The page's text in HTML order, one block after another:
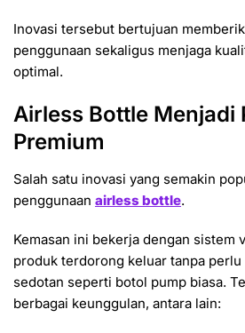
Inovasi tersebut bertujuan
penggunaan sekaligus menjaga
optimal.
Airless Bottle Menjadi
Premium
Salah satu inovasi yang semakin
penggunaan airless bottle.
Kemasan ini bekerja dengan sistem
produk terdorong keluar tanpa perlu
sedotan seperti botol pump biasa.
berbagai keunggulan, antara lain: